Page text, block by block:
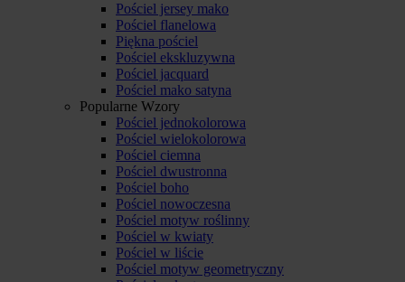
Pościel jersey mako
Pościel flanelowa
Piękna pościel
Pościel ekskluzywna
Pościel jacquard
Pościel mako satyna
Popularne Wzory
Pościel jednokolorowa
Pościel wielokolorowa
Pościel ciemna
Pościel dwustronna
Pościel boho
Pościel nowoczesna
Pościel motyw roślinny
Pościel w kwiaty
Pościel w liście
Pościel motyw geometryczny